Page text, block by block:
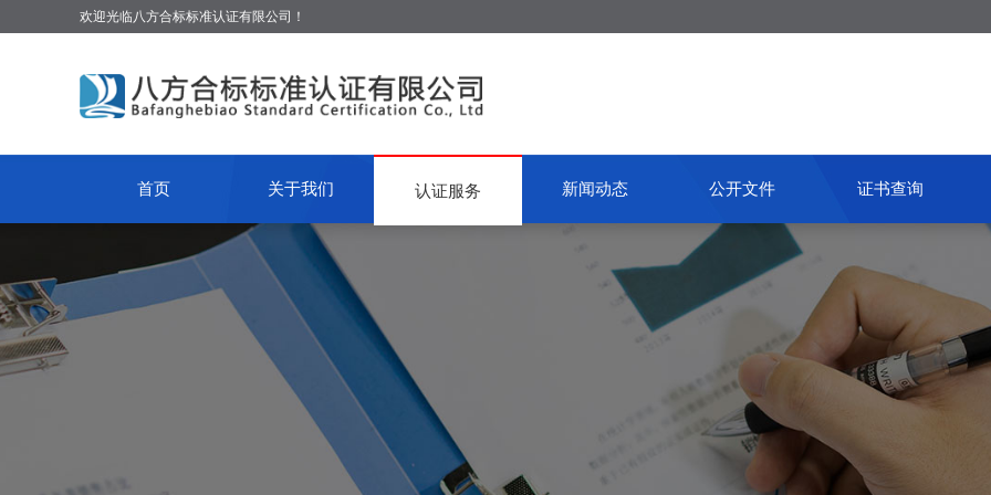
欢迎光临八方合标标准认证有限公司！
首页 关于我们 认证服务 新闻动态 公开文件 证书查询